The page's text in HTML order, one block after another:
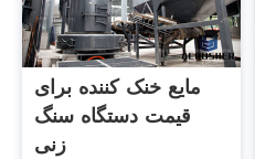
مایع خنک کننده برای
قیمت دستگاه سنگ
زنی